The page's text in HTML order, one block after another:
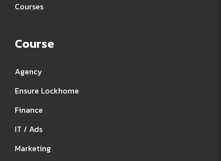
Courses
Course
Agency
Ensure Lockhome
Finance
IT / Ads
Marketing